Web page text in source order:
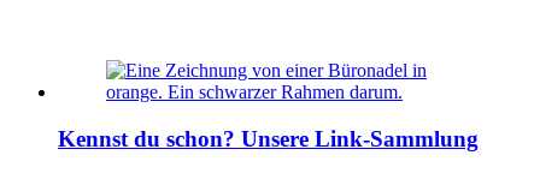
Kennst du schon? Unsere Link-Sammlung